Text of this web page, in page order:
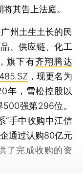
其告上法庭。
州土生土长的民
、供应链、化工
旗下有齐翔腾达
，现更名为
年，雪松控股以
强第296位。
”手中收购中江信
通过认购80亿元
了完成收购的资